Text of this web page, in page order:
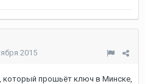
2015
который прошьёт ключ в Минске,